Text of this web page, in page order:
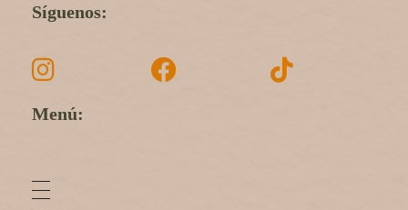
Síguenos:
Menú: